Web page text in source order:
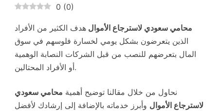
0 (0)
محامي سعودي لاسترجاع الأموال هدف الكثير من الأفراد
الذين يتعرضون بشكل يومي لخسارة فلوسهم في سوق
المال بتعرضهم للنصب من قبل الشركات النصابة الوهمية
أو الأفراد المحتالين.
نحاول من خلال مقالنا توضيح أهمية محامي سعودي
لاسترجاع الأموال وأبرز خدماته بالإضافة إلى إرشادك لأفضل